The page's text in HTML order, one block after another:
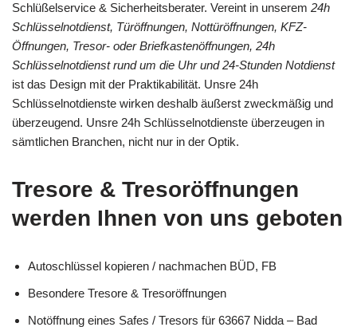
Schlüßelservice & Sicherheitsberater. Vereint in unserem 24h
Schlüsselnotdienst, Türöffnungen, Nottüröffnungen, KFZ-
Öffnungen, Tresor- oder Briefkastenöffnungen, 24h
Schlüsselnotdienst rund um die Uhr und 24-Stunden Notdienst
ist das Design mit der Praktikabilität. Unsre 24h
Schlüsselnotdienste wirken deshalb äußerst zweckmäßig und
überzeugend. Unsre 24h Schlüsselnotdienste überzeugen in
sämtlichen Branchen, nicht nur in der Optik.
Tresore & Tresoröffnungen
werden Ihnen von uns geboten
Autoschlüssel kopieren / nachmachen BÜD, FB
Besondere Tresore & Tresoröffnungen
Notöffnung eines Safes / Tresors für 63667 Nidda – Bad